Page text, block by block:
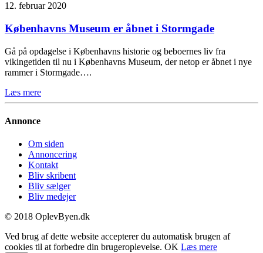
12. februar 2020
Københavns Museum er åbnet i Stormgade
Gå på opdagelse i Københavns historie og beboernes liv fra
vikingetiden til nu i Københavns Museum, der netop er åbnet i nye
rammer i Stormgade….
Læs mere
Annonce
Om siden
Annoncering
Kontakt
Bliv skribent
Bliv sælger
Bliv medejer
© 2018 OplevByen.dk
Ved brug af dette website accepterer du automatisk brugen af
cookies til at forbedre din brugeroplevelse. OK Læs mere